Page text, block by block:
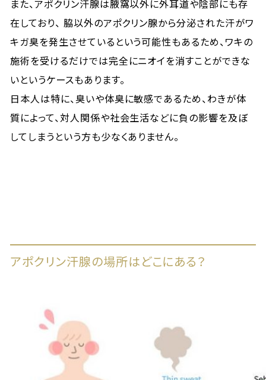
また、アポクリン汗腺は腋窩以外に外耳道や陰部にも存
在しており、 脇以外のアポクリン腺から分泌された汗がワ
キガ臭を発生させているという可能性もあるため、ワキの
施術を受けるだけでは完全にニオイを消すことができな
いというケースもあります。
日本人は特に、臭いや体臭に敏感であるため、わきが体
質によって、対人関係や社会生活などに負の影響を及ぼ
してしまうという方も少なくありません。
アポクリン汗腺の場所はどこにある？